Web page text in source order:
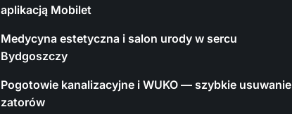
aplikacją Mobilet
Medycyna estetyczna i salon urody w sercu
Bydgoszczy
Pogotowie kanalizacyjne i WUKO — szybkie usuwanie
zatorów